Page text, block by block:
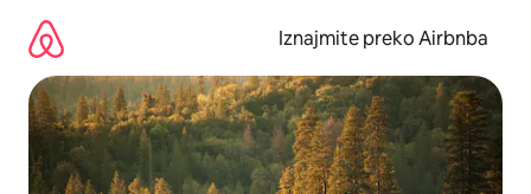
sadržaj
Iznajmite preko Airbnba